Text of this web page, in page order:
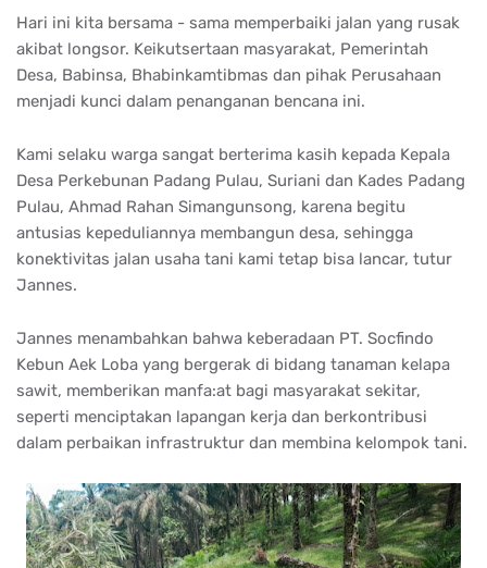
Hari ini kita bersama - sama memperbaiki jalan yang rusak
akibat longsor. Keikutsertaan masyarakat, Pemerintah
Desa, Babinsa, Bhabinkamtibmas dan pihak Perusahaan
menjadi kunci dalam penanganan bencana ini.
Kami selaku warga sangat berterima kasih kepada Kepala
Desa Perkebunan Padang Pulau, Suriani dan Kades Padang
Pulau, Ahmad Rahan Simangunsong, karena begitu
antusias kepeduliannya membangun desa, sehingga
konektivitas jalan usaha tani kami tetap bisa lancar, tutur
Jannes.
Jannes menambahkan bahwa keberadaan PT. Socfindo
Kebun Aek Loba yang bergerak di bidang tanaman kelapa
sawit, memberikan manfa:at bagi masyarakat sekitar,
seperti menciptakan lapangan kerja dan berkontribusi
dalam perbaikan infrastruktur dan membina kelompok tani.